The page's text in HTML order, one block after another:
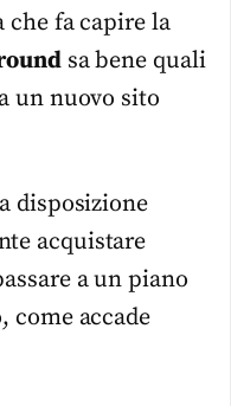
che fa capire la
sa bene quali
un nuovo sito
disposizione
acquistare
a un piano
accade